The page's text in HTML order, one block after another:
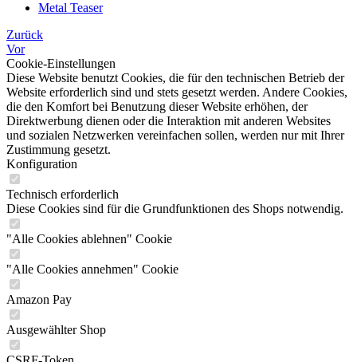
Metal Teaser
Zurück
Vor
Cookie-Einstellungen
Diese Website benutzt Cookies, die für den technischen Betrieb der
Website erforderlich sind und stets gesetzt werden. Andere Cookies,
die den Komfort bei Benutzung dieser Website erhöhen, der
Direktwerbung dienen oder die Interaktion mit anderen Websites
und sozialen Netzwerken vereinfachen sollen, werden nur mit Ihrer
Zustimmung gesetzt.
Konfiguration
Technisch erforderlich
Diese Cookies sind für die Grundfunktionen des Shops notwendig.
"Alle Cookies ablehnen" Cookie
"Alle Cookies annehmen" Cookie
Amazon Pay
Ausgewählter Shop